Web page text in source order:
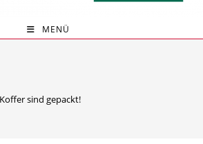
MENÜ
sind gepackt!